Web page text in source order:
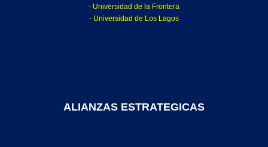
- Universidad de la Frontera
- Universidad de Los Lagos
ALIANZAS ESTRATEGICAS